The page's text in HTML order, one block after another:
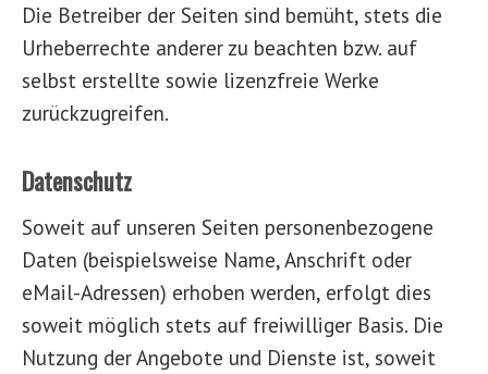
Die Betreiber der Seiten sind bemüht, stets die
Urheberrechte anderer zu beachten bzw. auf
selbst erstellte sowie lizenzfreie Werke
zurückzugreifen.
Datenschutz
Soweit auf unseren Seiten personenbezogene
Daten (beispielsweise Name, Anschrift oder
eMail-Adressen) erhoben werden, erfolgt dies
soweit möglich stets auf freiwilliger Basis. Die
Nutzung der Angebote und Dienste ist, soweit